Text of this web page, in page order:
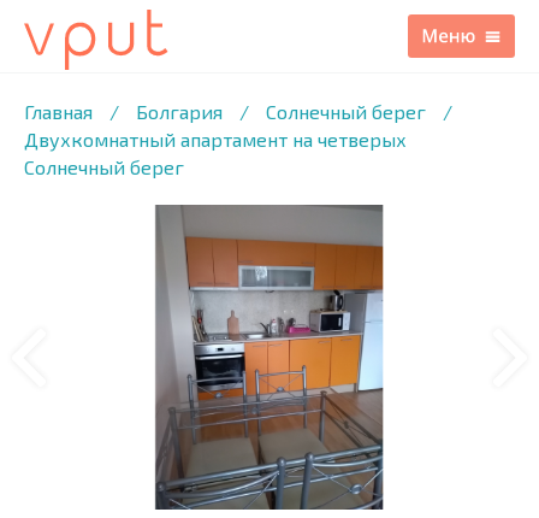
Главная / Болгария / Солнечный берег
/
Двухкомнатный апартамент на четверых
Солнечный берег
/23 ФОТО